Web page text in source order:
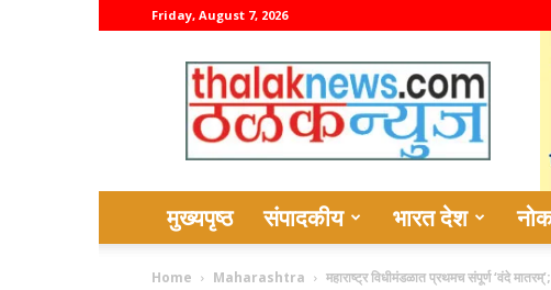
Friday, August 7, 2026
thalaknews
मुख्यपृष्ठ संपादकीय भारत देश
Home Maharashtra महाराष्ट्र विधीमंडळात प्रथमच संपूर्ण ‘वंदे